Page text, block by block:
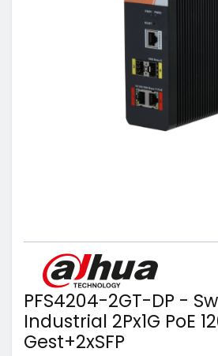
PFS4204-2GT-DP -
Industrial 2Px1G PoE
Gest+2xSFP